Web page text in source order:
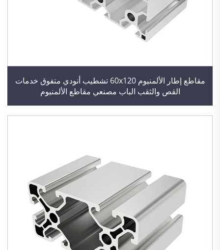
مقاطع إطار الألمنيوم 60x120 تشطيب أنودي متفوق خدمات
القص والثقب الباب مصنعي مقاطع الألمنيوم